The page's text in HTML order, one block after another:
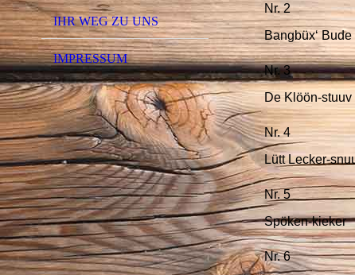
IHR WEG ZU UNS
IMPRESSUM
Nr. 2
Bangbüx‘ Bude
Nr. 3
De Klöön-stuuv
Nr. 4
Lütt Lecker-
Nr. 5
Spöken-kieker
Nr. 6